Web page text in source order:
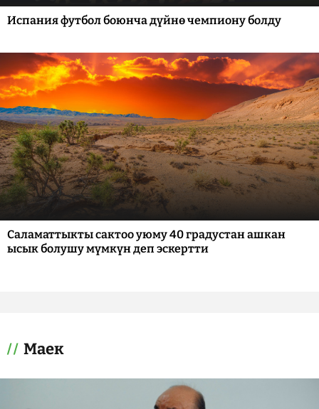
Испания футбол боюнча дүйнө чемпиону болду
Саламаттыкты сактоо уюму 40 градустан ашкан
ысык болушу мүмкүн деп эскертти
Маек